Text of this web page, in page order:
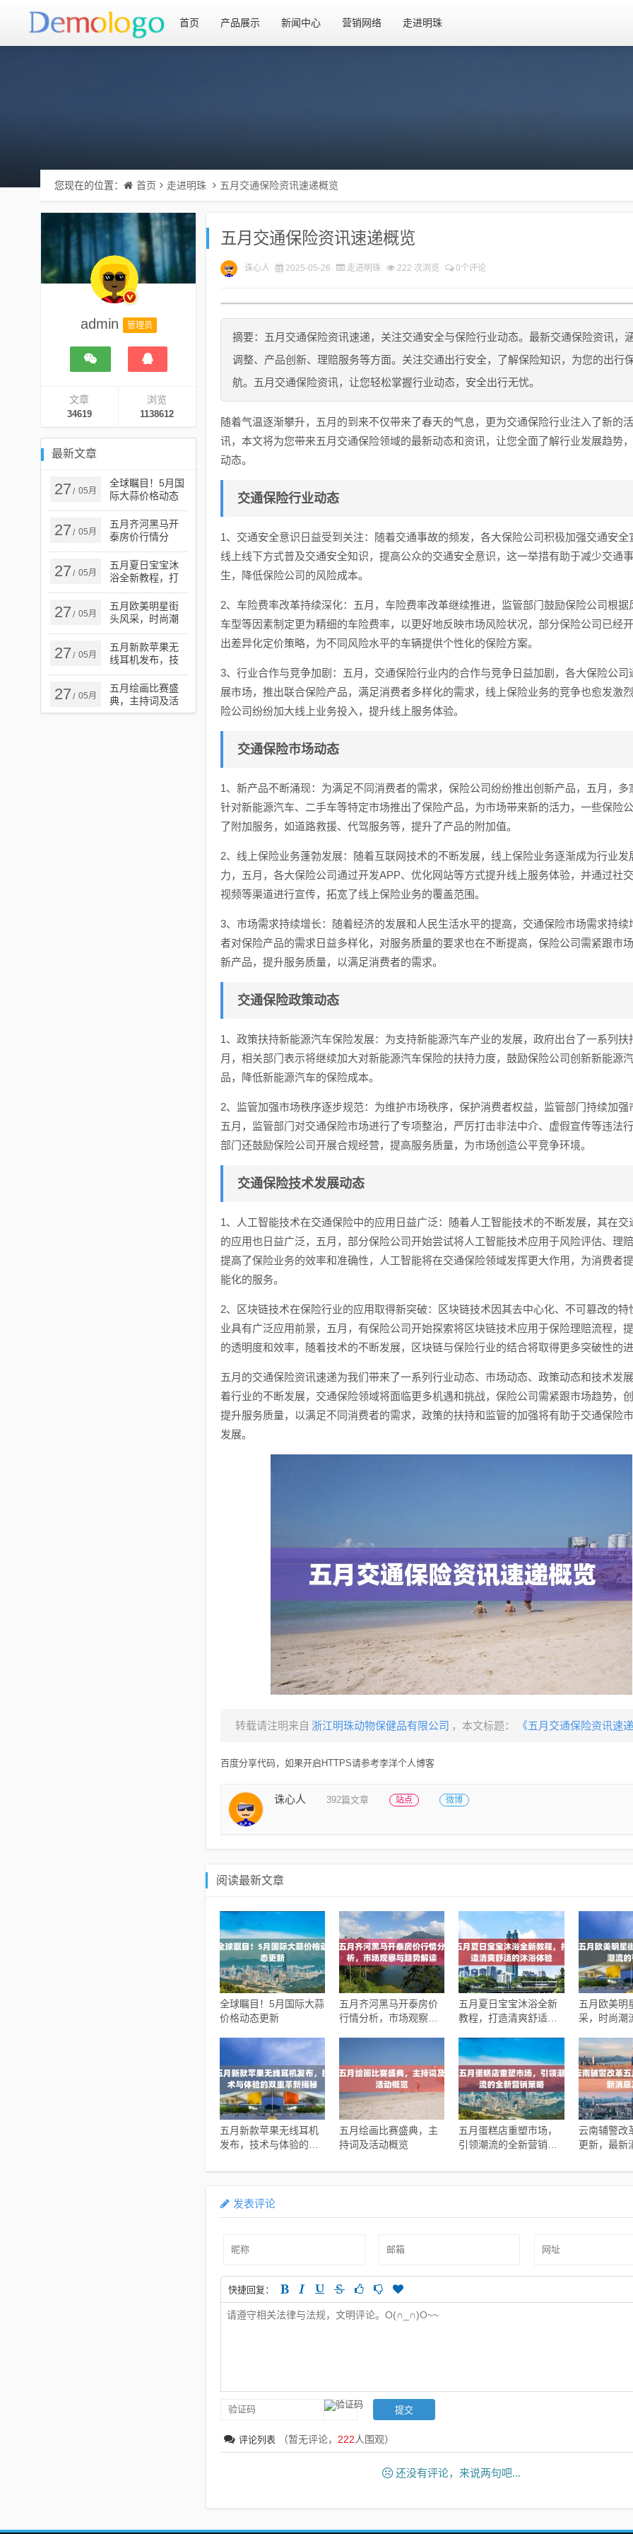
首页 产品展示 新闻中心 营销网络 走进明珠
您现在的位置： 首页 走进明珠 五月交通保险资讯速递概览
admin 管理员
文章
34619
浏览
1138612
最新文章
27 / 05月
全球瞩目！5月国
际大蒜价格动态
更新
27 / 05月
五月齐河黑马开
泰房价行情分
析，市场观察与
趋势解读
27 / 05月
五月夏日宝宝沐
浴全新教程，打
造清爽舒适的沐
浴体验
27 / 05月
五月欧美明星街
头风采，时尚潮
流的引领者
27 / 05月
五月新款苹果无
线耳机发布，技
术与体验的双重
革新揭秘
27 / 05月
五月绘画比赛盛
典，主持词及活
动概览
五月交通保险资讯速递概览
诛心人 2025-05-26 走进明珠 222 次浏览 0个评论
摘要：五月交通保险资讯速递，关注交通安全与保险行业动态。最新交通保险资讯，
调整、产品创新、理赔服务等方面。关注交通出行安全，了解保险知识，为您的出行
航。五月交通保险资讯，让您轻松掌握行业动态，安全出行无忧。
随着气温逐渐攀升，五月的到来不仅带来了春天的气息，更为交通保险行业注入了新的
讯，本文将为您带来五月交通保险领域的最新动态和资讯，让您全面了解行业发展趋势
动态。
交通保险行业动态
1、交通安全意识日益受到关注：随着交通事故的频发，各大保险公司积极加强交通安全
线上线下方式普及交通安全知识，提高公众的交通安全意识，这一举措有助于减少交通
生，降低保险公司的风险成本。
2、车险费率改革持续深化：五月，车险费率改革继续推进，监管部门鼓励保险公司根据
车型等因素制定更为精细的车险费率，以更好地反映市场风险状况，部分保险公司已经
出差异化定价策略，为不同风险水平的车辆提供个性化的保险方案。
3、行业合作与竞争加剧：五月，交通保险行业内的合作与竞争日益加剧，各大保险公司
展市场，推出联合保险产品，满足消费者多样化的需求，线上保险业务的竞争也愈发激
险公司纷纷加大线上业务投入，提升线上服务体验。
交通保险市场动态
1、新产品不断涌现：为满足不同消费者的需求，保险公司纷纷推出创新产品，五月，多
针对新能源汽车、二手车等特定市场推出了保险产品，为市场带来新的活力，一些保险
了附加服务，如道路救援、代驾服务等，提升了产品的附加值。
2、线上保险业务蓬勃发展：随着互联网技术的不断发展，线上保险业务逐渐成为行业发
力，五月，各大保险公司通过开发APP、优化网站等方式提升线上服务体验，并通过社
视频等渠道进行宣传，拓宽了线上保险业务的覆盖范围。
3、市场需求持续增长：随着经济的发展和人民生活水平的提高，交通保险市场需求持续
者对保险产品的需求日益多样化，对服务质量的要求也在不断提高，保险公司需紧跟市
新产品，提升服务质量，以满足消费者的需求。
交通保险政策动态
1、政策扶持新能源汽车保险发展：为支持新能源汽车产业的发展，政府出台了一系列扶
月，相关部门表示将继续加大对新能源汽车保险的扶持力度，鼓励保险公司创新新能源
品，降低新能源汽车的保险成本。
2、监管加强市场秩序逐步规范：为维护市场秩序，保护消费者权益，监管部门持续加强
五月，监管部门对交通保险市场进行了专项整治，严厉打击非法中介、虚假宣传等违法
部门还鼓励保险公司开展合规经营，提高服务质量，为市场创造公平竞争环境。
交通保险技术发展动态
1、人工智能技术在交通保险中的应用日益广泛：随着人工智能技术的不断发展，其在交
的应用也日益广泛，五月，部分保险公司开始尝试将人工智能技术应用于风险评估、理
提高了保险业务的效率和准确性，人工智能将在交通保险领域发挥更大作用，为消费者
能化的服务。
2、区块链技术在保险行业的应用取得新突破：区块链技术因其去中心化、不可篡改的特
业具有广泛应用前景，五月，有保险公司开始探索将区块链技术应用于保险理赔流程，
的透明度和效率，随着技术的不断发展，区块链与保险行业的结合将取得更多突破性的
五月的交通保险资讯速递为我们带来了一系列行业动态、市场动态、政策动态和技术发
着行业的不断发展，交通保险领域将面临更多机遇和挑战，保险公司需紧跟市场趋势，
提升服务质量，以满足不同消费者的需求，政策的扶持和监管的加强将有助于交通保险
发展。
转载请注明来自 浙江明珠动物保健品有限公司 ，本文标题： 《五月交通保险资讯速
百度分享代码，如果开启HTTPS请参考李洋个人博客
诛心人 392篇文章 站点 微博
阅读最新文章
全球瞩目！5月国际大蒜
价格动态更新
五月齐河黑马开泰房价
行情分析，市场观察与
五月夏日宝宝沐浴全新
教程，打造清爽舒适的
五月欧美明
采，时尚潮
五月新款苹果无线耳机
发布，技术与体验的双
五月绘画比赛盛典，主
持词及活动概览
五月蛋糕店重塑市场，
引领潮流的全新营销策
云南辅警改
更新，最新
发表评论
快捷回复：
评论列表 （暂无评论， 222人围观）
还没有评论，来说两句吧...